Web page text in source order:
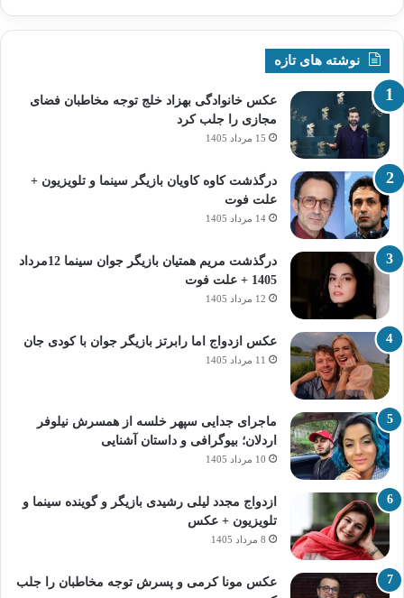
نوشته های تازه
عکس خانوادگی بهزاد خلج توجه مخاطبان فضای
مجازی را جلب کرد
15 مرداد 1405
درگذشت کاوه کاویان بازیگر سینما و تلویزیون +
علت فوت
14 مرداد 1405
درگذشت مریم همتیان بازیگر جوان سینما 12مرداد
1405 + علت فوت
12 مرداد 1405
عکس ازدواج اما رابرتز بازیگر جوان با کودی جان
11 مرداد 1405
ماجرای جدایی سپهر خلسه از همسرش نیلوفر
اردلان؛ بیوگرافی و داستان آشنایی
10 مرداد 1405
ازدواج مجدد لیلی رشیدی بازیگر و گوینده سینما و
تلویزیون + عکس
8 مرداد 1405
عکس مونا کرمی و پسرش توجه مخاطبان را جلب